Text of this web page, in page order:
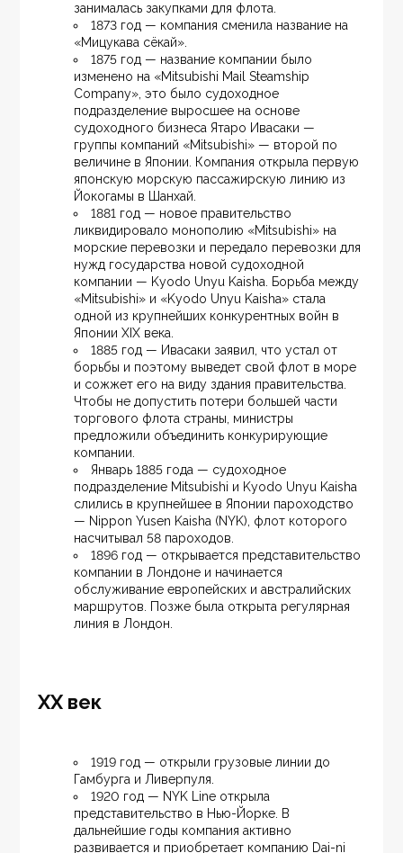
занималась закупками для флота.
1873 год — компания сменила название на
«Мицукава сёкай».
1875 год — название компании было
изменено на «Mitsubishi Mail Steamship
Company», это было судоходное
подразделение выросшее на основе
судоходного бизнеса Ятаро Ивасаки —
группы компаний «Mitsubishi» — второй по
величине в Японии. Компания открыла первую
японскую морскую пассажирскую линию из
Йокогамы в Шанхай.
1881 год — новое правительство
ликвидировало монополию «Mitsubishi» на
морские перевозки и передало перевозки для
нужд государства новой судоходной
компании — Kyodo Unyu Kaisha. Борьба между
«Mitsubishi» и «Kyodo Unyu Kaisha» стала
одной из крупнейших конкурентных войн в
Японии XIX века.
1885 год — Ивасаки заявил, что устал от
борьбы и поэтому выведет свой флот в море
и сожжет его на виду здания правительства.
Чтобы не допустить потери большей части
торгового флота страны, министры
предложили объединить конкурирующие
компании.
Январь 1885 года — судоходное
подразделение Mitsubishi и Kyodo Unyu Kaisha
слились в крупнейшее в Японии пароходство
— Nippon Yusen Kaisha (NYK), флот которого
насчитывал 58 пароходов.
1896 год — открывается представительство
компании в Лондоне и начинается
обслуживание европейских и австралийских
маршрутов. Позже была открыта регулярная
линия в Лондон.
XX век
1919 год — открыли грузовые линии до
Гамбурга и Ливерпуля.
1920 год — NYK Line открыла
представительство в Нью-Йорке. В
дальнейшие годы компания активно
развивается и приобретает компанию Dai-ni